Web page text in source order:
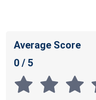
Average Score
0 / 5